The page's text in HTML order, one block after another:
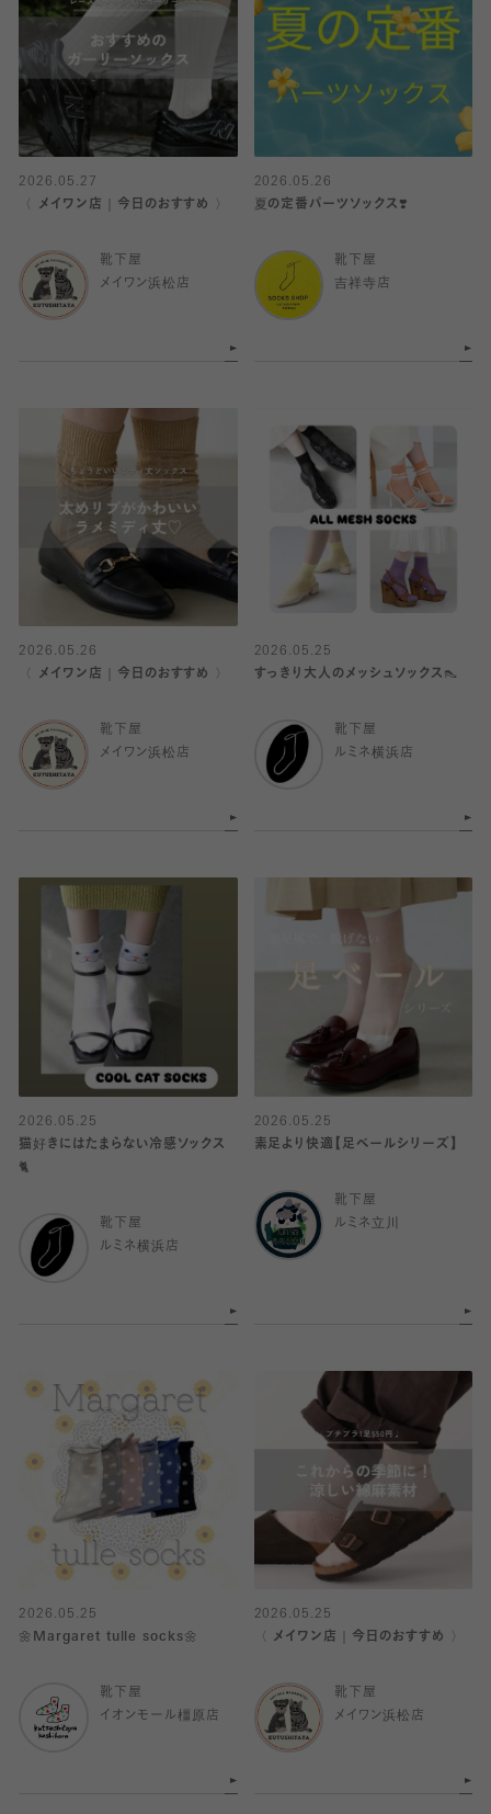
2026.05.27
〈 メイワン店｜今日のおすすめ 〉
靴下屋
メイワン浜松店
2026.05.26
夏の定番パーツソックス❣️
靴下屋
吉祥寺店
2026.05.26
〈 メイワン店｜今日のおすすめ 〉
靴下屋
メイワン浜松店
2026.05.25
すっきり大人のメッシュソックス👠
靴下屋
ルミネ横浜店
2026.05.25
猫好きにはたまらない冷感ソックス
🐈
靴下屋
ルミネ横浜店
2026.05.25
素足より快適【足ベールシリーズ】
靴下屋
ルミネ立川
2026.05.25
🌼Margaret tulle socks🌼
靴下屋
イオンモール橿原店
2026.05.25
〈 メイワン店｜今日のおすすめ 〉
靴下屋
メイワン浜松店